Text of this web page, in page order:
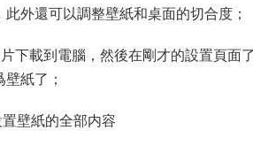
外還可以調整壁紙和桌面的切合度；
下載到電腦，然後在剛才的設置頁面
紙了；
壁紙的全部内容